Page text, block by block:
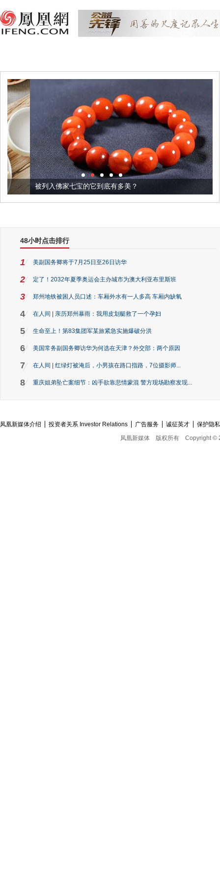
被列入佛家七宝的它到底有多美？
48小时点击排行
1 美副国务卿将于7月25日至26日访华
2 定了！2032年夏季奥运会主办城市为澳大利亚布里斯班
3 郑州地铁被困人员口述：车厢外水有一人多高 车厢内缺氧
4 在人间 | 亲历郑州暴雨：我用皮划艇救了一个孕妇
5 生命至上！第83集团军某旅紧急实施爆破分洪
6 美国常务副国务卿访华为何选在天津？外交部：两个原因
7 在人间 | 红绿灯被淹后，小男孩在路口指路，7位摄影师...
8 重庆姐弟坠亡案细节：凶手欲靠悲情蒙混 警方现场勘察发现...
凤凰新媒体介绍 投资者关系 Investor Relations 广告服务 诚征英才
保护隐
凤凰新媒体
版权所有 Copyright ©